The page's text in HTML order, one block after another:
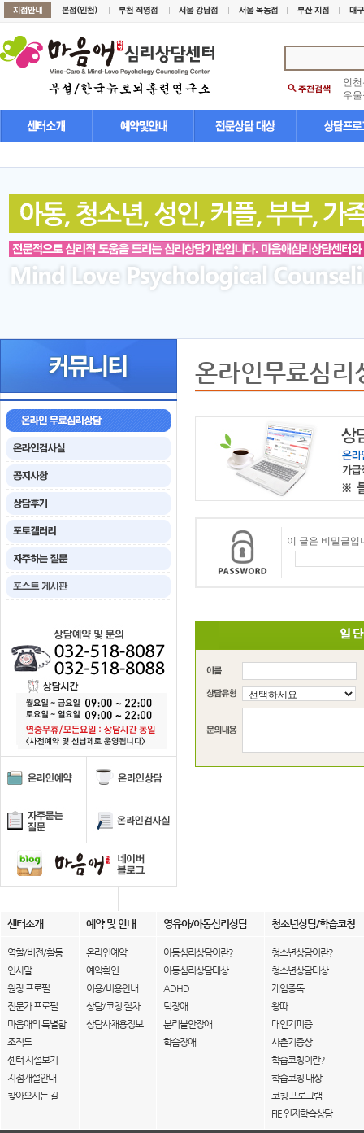
인
우
온라인무료심리
이 글은 비밀글입
센터소개 예약 및 안내 영유아/아동심리상담 청소년상담/학습코칭
역할/비전/활동
인사말
원장 프로필
전문가 프로필
마음애의 특별함
조직도
센터 시설보기
지점개설안내
찾아오시는 길
온라인예약
예약확인
이용/비용안내
상담/코칭 절차
상담사채용정보
아동심리상담이란?
아동심리상담대상
ADHD
틱장애
분리불안장애
학습장애
청소년상담이란?
청소년상담대상
게임중독
왕따
대인기피증
사춘기증상
학습코칭이란?
학습코칭 대상
코칭 프로그램
FIE 인지학습상담